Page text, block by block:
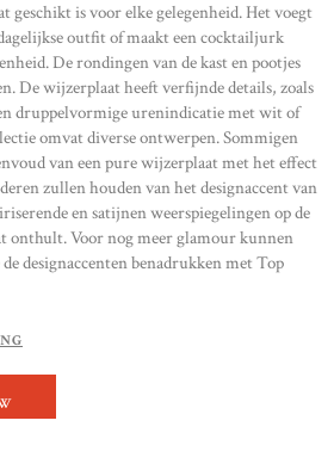
geschikt is voor elke gelegenheid. Het voegt
outfit of maakt een cocktailjurk
De rondingen van de kast en pootjes
De wijzerplaat heeft verfijnde details, zoals
druppelvormige urenindicatie met wit of
omvat diverse ontwerpen. Sommigen
van een pure wijzerplaat met het effect
zullen houden van het designaccent van
en satijnen weerspiegelingen op de
onthult. Voor nog meer glamour kunnen
designaccenten benadrukken met Top